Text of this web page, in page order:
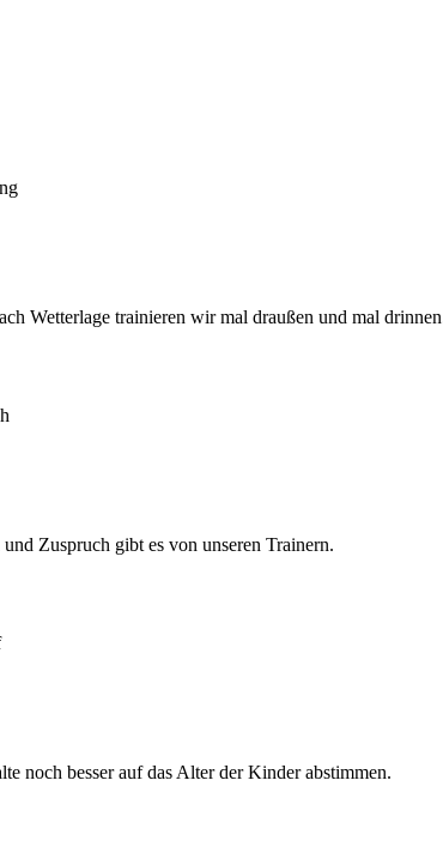
Wetterlage trainieren wir mal draußen und mal
Zuspruch gibt es von unseren Trainern.
noch besser auf das Alter der Kinder abstimmen.